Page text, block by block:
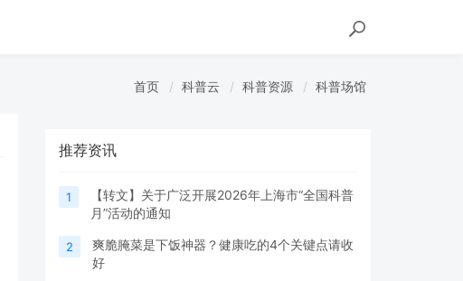
首页 科普云 科普资源 科普场馆
推荐资讯
1
【转文】关于广泛开展2026年上海市“全国科普
月”活动的通知
2
爽脆腌菜是下饭神器？健康吃的4个关键点请收
好